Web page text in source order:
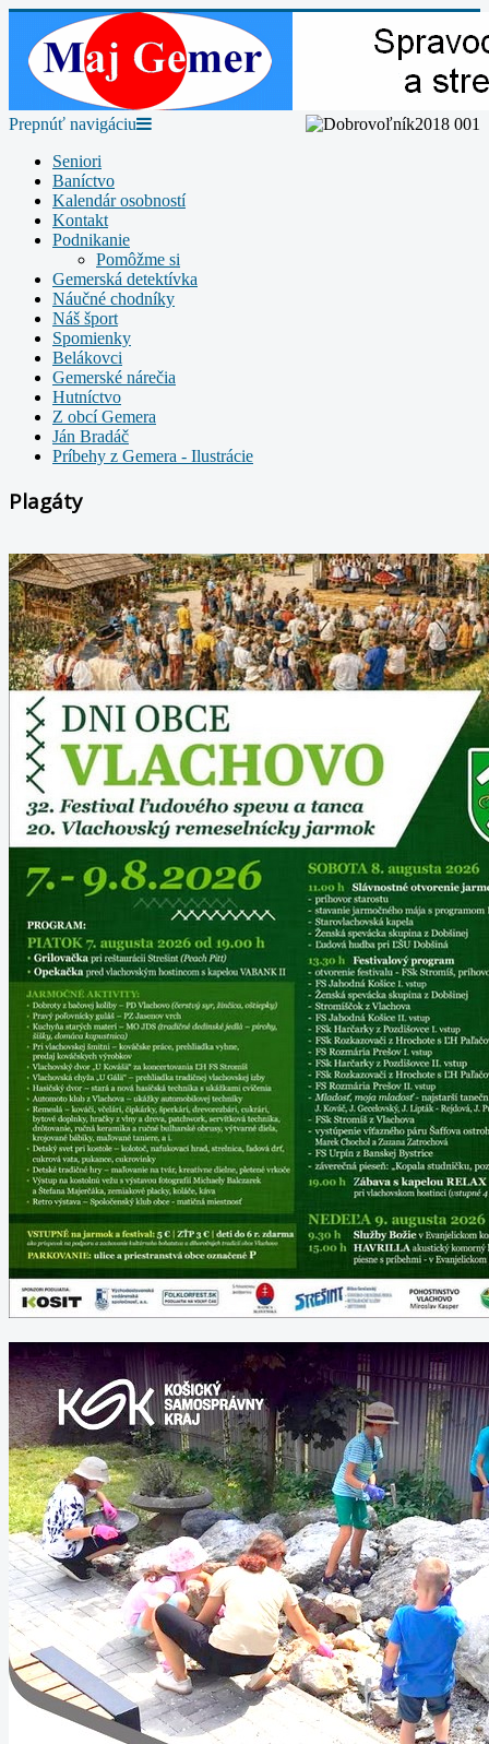
Prepnúť navigáciu
Seniori
Baníctvo
Kalendár osobností
Kontakt
Podnikanie
Pomôžme si
Gemerská detektívka
Náučné chodníky
Náš šport
Spomienky
Belákovci
Gemerské nárečia
Hutníctvo
Z obcí Gemera
Ján Bradáč
Príbehy z Gemera - Ilustrácie
Plagáty